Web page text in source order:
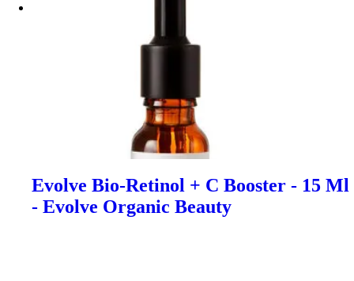
Evolve Bio-Retinol + C Booster - 15 Ml
- Evolve Organic Beauty